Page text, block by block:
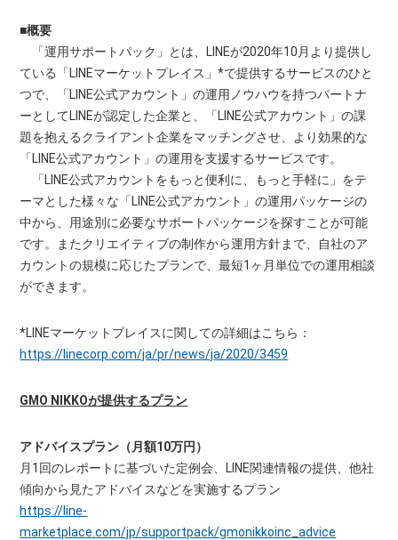
■概要
「運用サポートパック」とは、LINEが2020年10月より提供し
ている「LINEマーケットプレイス」*で提供するサービスのひと
つで、「LINE公式アカウント」の運用ノウハウを持つパートナ
ーとしてLINEが認定した企業と、「LINE公式アカウント」の課
題を抱えるクライアント企業をマッチングさせ、より効果的な
「LINE公式アカウント」の運用を支援するサービスです。
「LINE公式アカウントをもっと便利に、もっと手軽に」をテ
ーマとした様々な「LINE公式アカウント」の運用パッケージの
中から、用途別に必要なサポートパッケージを探すことが可能
です。またクリエイティブの制作から運用方針まで、自社のア
カウントの規模に応じたプランで、最短1ヶ月単位での運用相談
ができます。
*LINEマーケットプレイスに関しての詳細はこちら：
https://linecorp.com/ja/pr/news/ja/2020/3459
GMO NIKKOが提供するプラン
アドバイスプラン（月額10万円）
月1回のレポートに基づいた定例会、LINE関連情報の提供、他社
傾向から見たアドバイスなどを実施するプラン
https://line-
marketplace.com/jp/supportpack/gmonikkoinc_advice